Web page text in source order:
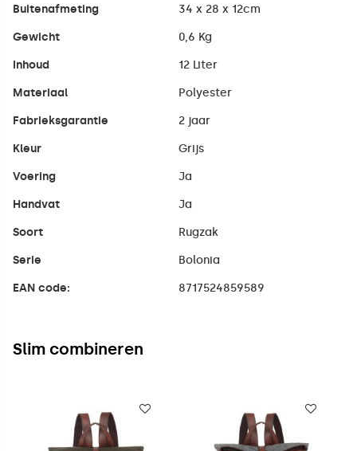
Buitenafmeting 34 x 28 x 12cm
Gewicht 0,6 Kg
Inhoud 12 Liter
Materiaal Polyester
Fabrieksgarantie 2 jaar
Kleur Grijs
Voering Ja
Handvat Ja
Soort Rugzak
Serie Bolonia
EAN code: 8717524859589
Slim combineren